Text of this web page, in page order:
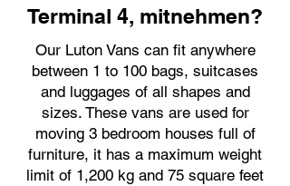
Terminal 4, mitnehmen?
Our Luton Vans can fit anywhere
between 1 to 100 bags, suitcases
and luggages of all shapes and
sizes. These vans are used for
moving 3 bedroom houses full of
furniture, it has a maximum weight
limit of 1,200 kg and 75 square feet